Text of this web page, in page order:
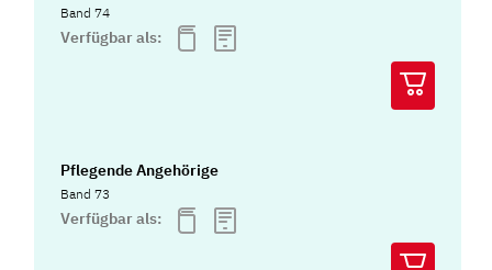
Band 74
Verfügbar als:
Pflegende Angehörige
Band 73
Verfügbar als: